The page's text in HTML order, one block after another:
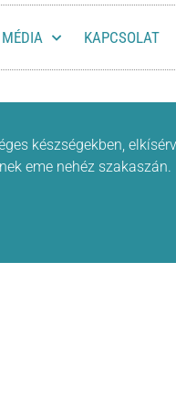
MÉDIA KAPCSOLAT
eme nehéz szakaszán.